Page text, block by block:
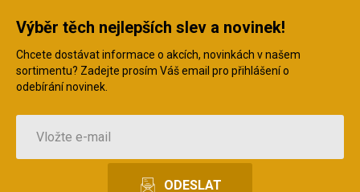
Výběr těch nejlepších slev a novinek!
Chcete dostávat informace o akcích, novinkách v našem
sortimentu? Zadejte prosím Váš email pro přihlášení o
odebírání novinek.